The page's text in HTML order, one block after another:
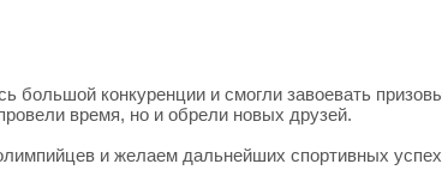
большой конкуренции и смогли завоевать
время, но и обрели новых друзей.
и желаем дальнейших спортивных